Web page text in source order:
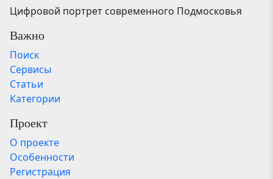
Цифровой портрет современного Подмосковья
Важно
Поиск
Сервисы
Статьи
Категории
Проект
О проекте
Особенности
Регистрация